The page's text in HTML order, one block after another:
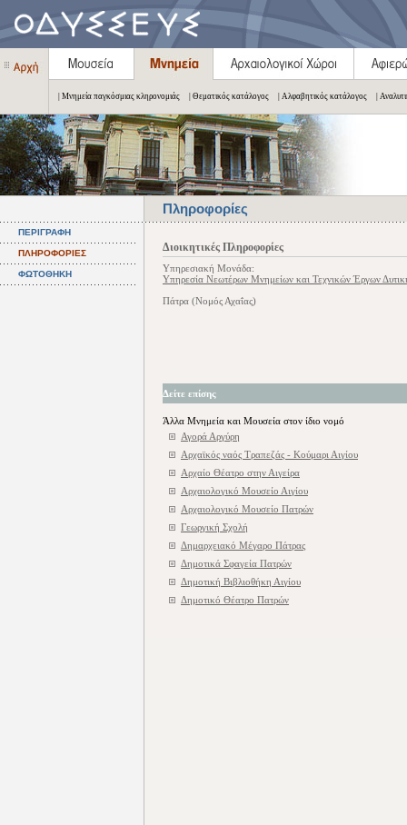
| Μνημεία παγκόσμιας κληρονομιάς | Θεματικός κατάλογος | Αλφαβητικός κατάλογος |
Πληροφορίες
ΠΕΡΙΓΡΑΦΗ
ΠΛΗΡΟΦΟΡΙΕΣ
ΦΩΤΟΘΗΚΗ
Διοικητικές Πληροφορίες
Υπηρεσιακή Μονάδα:
Υπηρεσία Νεωτέρων Μνημείων και Τεχνικών Έργων
Πάτρα (Νομός Αχαΐας)
Δείτε επίσης
Άλλα Μνημεία και Μουσεία στον ίδιο νομό
Αγορά Αργύρη
Αρχαϊκός ναός Τραπεζάς - Κούμαρι Αιγίου
Αρχαίο Θέατρο στην Αιγείρα
Αρχαιολογικό Μουσείο Αιγίου
Αρχαιολογικό Μουσείο Πατρών
Γεωργική Σχολή
Δημαρχειακό Μέγαρο Πάτρας
Δημοτικά Σφαγεία Πατρών
Δημοτική Βιβλιοθήκη Αιγίου
Δημοτικό Θέατρο Πατρών